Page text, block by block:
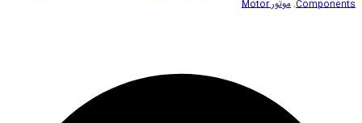
Components
,موتور Motor